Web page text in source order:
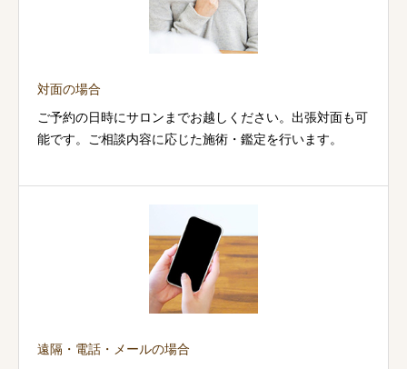
対面の場合
ご予約の日時にサロンまでお越しください。出張対面も可
能です。ご相談内容に応じた施術・鑑定を行います。
遠隔・電話・メールの場合